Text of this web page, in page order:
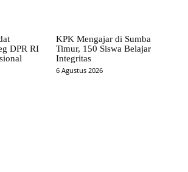
DPR RI
KPK Mengajar di Sumba
Timur, 150 Siswa Belajar
Integritas
6 Agustus 2026